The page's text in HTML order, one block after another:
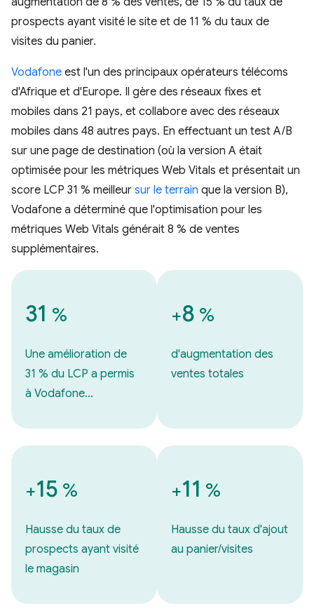
prospects ayant visité le site et de 11 % du taux de
visites du panier.
Vodafone est l'un des principaux opérateurs télécoms
d'Afrique et d'Europe. Il gère des réseaux fixes et
mobiles dans 21 pays, et collabore avec des réseaux
mobiles dans 48 autres pays. En effectuant un test A/B
sur une page de destination (où la version A était
optimisée pour les métriques Web Vitals et présentait un
score LCP 31 % meilleur sur le terrain que la version B),
Vodafone a déterminé que l'optimisation pour les
métriques Web Vitals générait 8 % de ventes
supplémentaires.
31 %
Une amélioration de
31 % du LCP a permis
à Vodafone…
+8 %
d'augmentation des
ventes totales
+15 %
Hausse du taux de
prospects ayant visité
le magasin
+11 %
Hausse du taux d'ajout
au panier/visites